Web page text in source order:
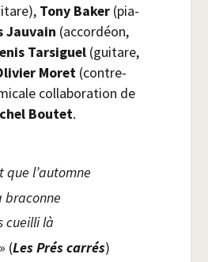
Tony Baker(pia­
Jau­vain (accor­déon,
Tar­si­guel (gui­tare,
Moret(contre­
col­la­bo­ra­tion de
Bou­tet.
que l’automne
braconne
cueilli là
» (Les Prés car­rés)